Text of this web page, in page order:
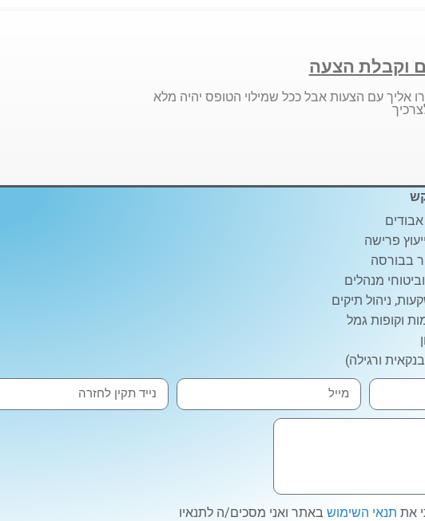
וקבלת הצעה
אליך עם הצעות אבל ככל שמילוי הטופס יהיה מלא
פרישה
בבורסה
מנהלים
ניהול תיקים
וקופות גמל
ורגילה)
את תנאי השימושבאתר ואני מסכים/ה לתנאיו